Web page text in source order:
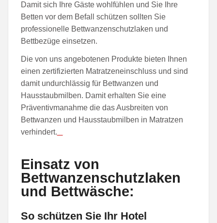
Damit sich Ihre Gäste wohlfühlen und Sie Ihre
Betten vor dem Befall schützen sollten Sie
professionelle Bettwanzenschutzlaken und
Bettbezüge einsetzen.
Die von uns angebotenen Produkte bieten Ihnen
einen zertifizierten Matratzeneinschluss und sind
damit undurchlässig für Bettwanzen und
Hausstaubmilben. Damit erhalten Sie eine
Präventivmanahme die das Ausbreiten von
Bettwanzen und Hausstaubmilben in Matratzen
verhindert.
Einsatz von
Bettwanzenschutzlaken
und Bettwäsche:
So schützen Sie Ihr Hotel